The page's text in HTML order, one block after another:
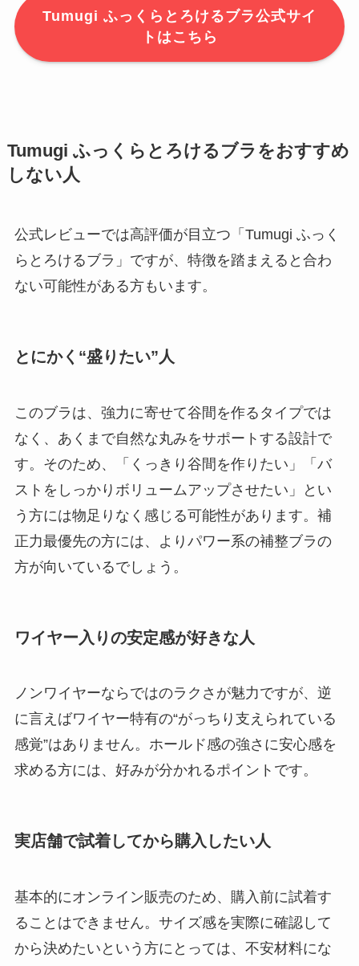
Tumugi ふっくらとろけるブラ公式サイ
トはこちら
Tumugi ふっくらとろけるブラをおすすめ
しない人
公式レビューでは高評価が目立つ「Tumugi ふっく
らとろけるブラ」ですが、特徴を踏まえると合わ
ない可能性がある方もいます。
とにかく“盛りたい”人
このブラは、強力に寄せて谷間を作るタイプでは
なく、あくまで自然な丸みをサポートする設計で
す。そのため、「くっきり谷間を作りたい」「バ
ストをしっかりボリュームアップさせたい」とい
う方には物足りなく感じる可能性があります。補
正力最優先の方には、よりパワー系の補整ブラの
方が向いているでしょう。
ワイヤー入りの安定感が好きな人
ノンワイヤーならではのラクさが魅力ですが、逆
に言えばワイヤー特有の“がっちり支えられている
感覚”はありません。ホールド感の強さに安心感を
求める方には、好みが分かれるポイントです。
実店舗で試着してから購入したい人
基本的にオンライン販売のため、購入前に試着す
ることはできません。サイズ感を実際に確認して
から決めたいという方にとっては、不安材料にな